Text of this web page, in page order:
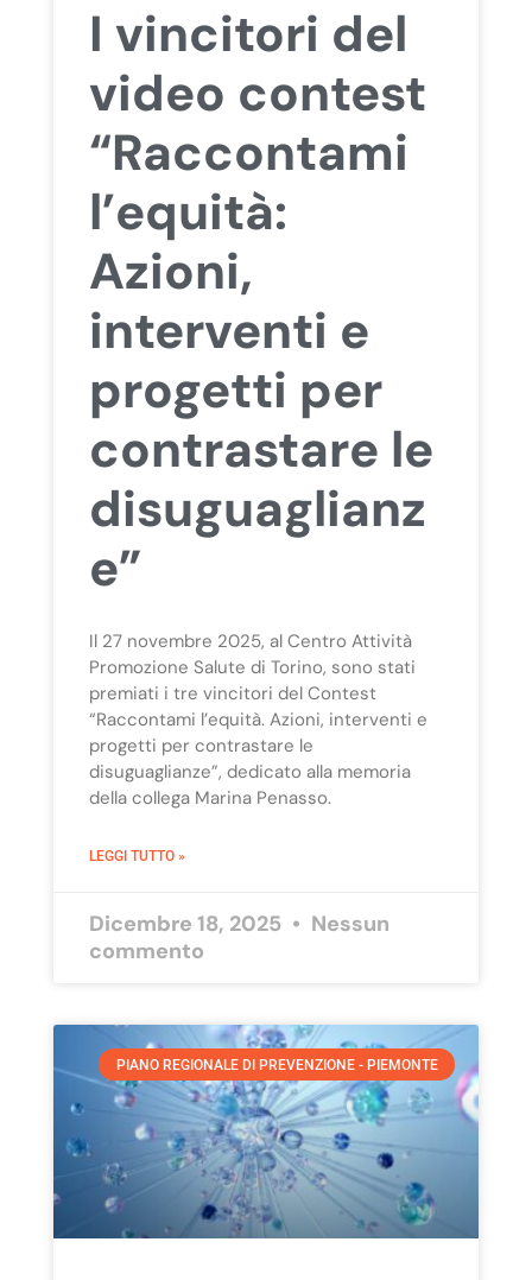
I vincitori del
video contest
“Raccontami
l’equità:
Azioni,
interventi e
progetti per
contrastare le
disuguaglianz
e”
Il 27 novembre 2025, al Centro Attività
Promozione Salute di Torino, sono stati
premiati i tre vincitori del Contest
“Raccontami l’equità. Azioni, interventi e
progetti per contrastare le
disuguaglianze”, dedicato alla memoria
della collega Marina Penasso.
LEGGI TUTTO »
Dicembre 18, 2025
Nessun
commento
PIANO REGIONALE DI PREVENZIONE - PIEMONTE